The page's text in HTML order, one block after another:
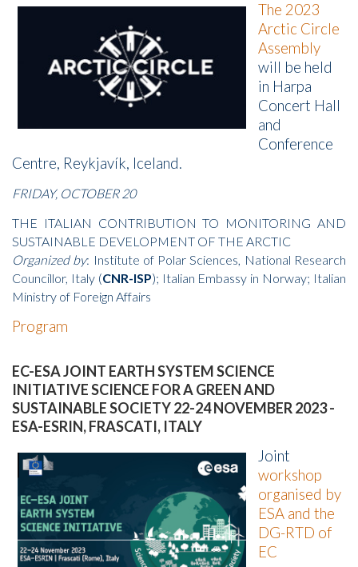
The 2023
Arctic Circle
Assembly
will be held
in Harpa
Concert Hall
and
Conference
Centre, Reykjavík, Iceland.
FRIDAY, OCTOBER 20
THE ITALIAN CONTRIBUTION TO MONITORING AND
SUSTAINABLE DEVELOPMENT OF THE ARCTIC
Organized by: Institute of Polar Sciences, National Research
Councillor, Italy (CNR-ISP); Italian Embassy in Norway; Italian
Ministry of Foreign Affairs
Program
EC-ESA JOINT EARTH SYSTEM SCIENCE
INITIATIVE SCIENCE FOR A GREEN AND
SUSTAINABLE SOCIETY 22-24 NOVEMBER 2023 -
ESA-ESRIN, FRASCATI, ITALY
Joint
workshop
organised by
ESA and the
DG-RTD of
EC